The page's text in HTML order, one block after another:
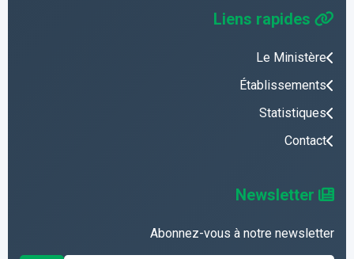
Liens rapides
Le Ministère
Établissements
Statistiques
Contact
Newsletter
Abonnez-vous à notre newsletter